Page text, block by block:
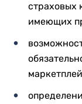
страховых
имеющих